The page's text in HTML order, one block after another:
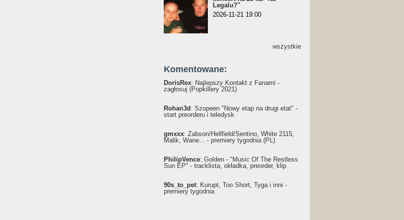
Legalu?"
2026-11-21 19:00
wszystkie
Komentowane:
DorisRex: Najlepszy Kontakt z Fanami -
zagłosuj (Popkillery 2021)
Rohan3d : Szopeen "Nowy etap na drugi etat" -
start preorderu i teledysk
gmxxx: Żabson/Hellfield/Sentino, White 2115,
Malik, Wane... - premiery tygodnia (PL)
PhilipVence: Golden - "Music Of The Restless
Sun EP" - tracklista, okładka, preorder, klip
90s_to_pet: Kurupt, Too Short, Tyga i inni -
premiery tygodnia